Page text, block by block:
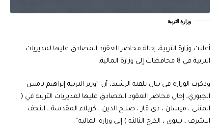
وزارة التربية
أعلنت وزارة التربية، إحالة محاضر العقود المصادق عليها لمديريات
التربية في 8 محافظات إلى وزارة المالية.
وذكرت الوزارة في بيان تلقته الرشيد، أن “وزير التربية إبراهيم نامس
الجبوري، إحال محاضر العقود المصادق عليها لمديريات التربية في (
المثنى ، ميسان ، ذي قار ، صلاح الدين ، كربلاء المقدسة ، النجف
الاشرف ، نينوى ، الكرخ الثالثة ) إلى وزارة المالية”.